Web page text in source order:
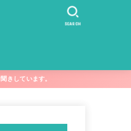
SEARCH
きしています。